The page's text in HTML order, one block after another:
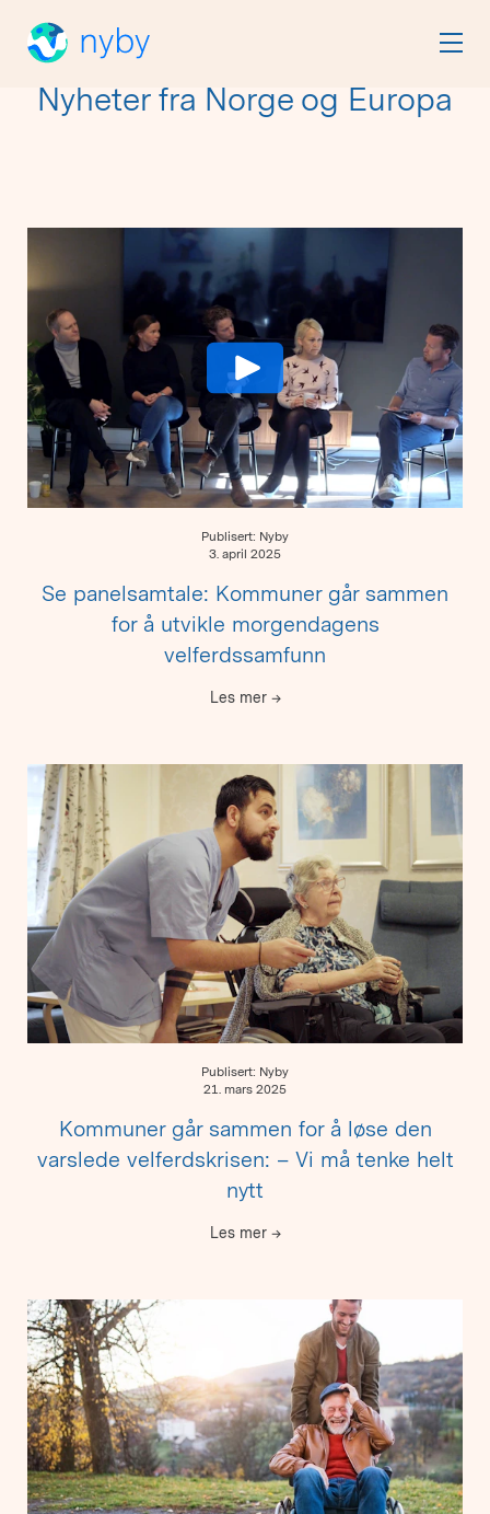
Nyheter fra Norge og Europa
av
Publisert: Nyby
3. april 2025
Se panelsamtale: Kommuner går sammen
for å utvikle morgendagens
velferdssamfunn
Les mer →
Publisert: Nyby
21. mars 2025
Kommuner går sammen for å løse den
varslede velferdskrisen: – Vi må tenke helt
nytt
Les mer →